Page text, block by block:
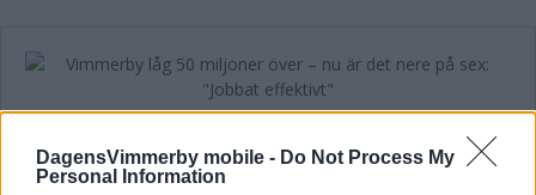
DagensVimmerby mobile - Do Not Process My
Personal Information
Vimmerby låg 50 miljoner över – nu är
det nere på sex: "Jobbat effektivt"